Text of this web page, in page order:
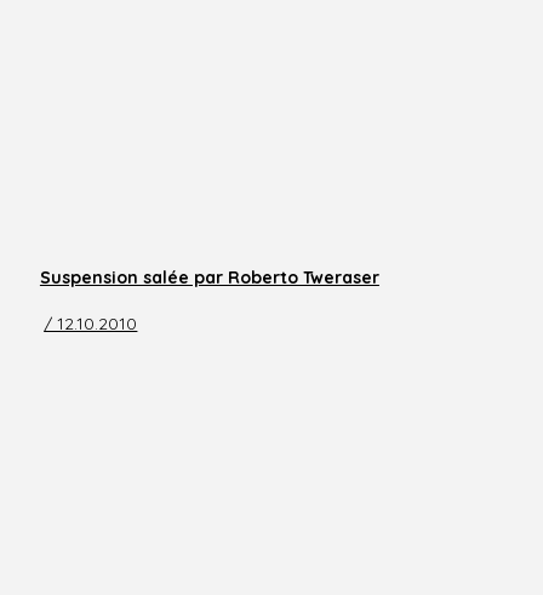
Suspension salée par Roberto Tweraser
/ 12.10.2010